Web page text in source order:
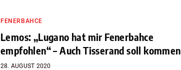
FENERBAHCE
Lemos: „Lugano hat mir Fenerbahce
empfohlen“ – Auch Tisserand soll kommen
28. AUGUST 2020